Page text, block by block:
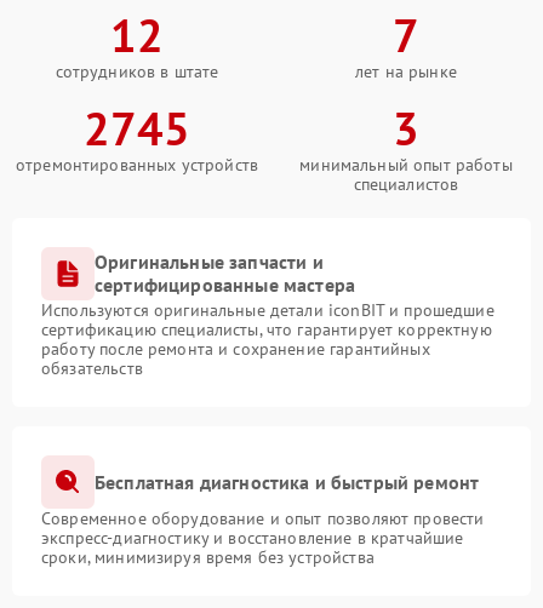
12
сотрудников в штате
7
лет на рынке
2745
отремонтированных устройств
3
минимальный опыт работы
специалистов
Оригинальные запчасти и
сертифицированные мастера
Используются оригинальные детали iconBIT и прошедшие
сертификацию специалисты, что гарантирует корректную
работу после ремонта и сохранение гарантийных
обязательств
Бесплатная диагностика и быстрый ремонт
Современное оборудование и опыт позволяют провести
экспресс-диагностику и восстановление в кратчайшие
сроки, минимизируя время без устройства